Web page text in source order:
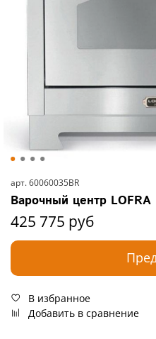
арт. 60060035BR
Варочный центр
425 775 руб
В избранное
Добавить в сравнение